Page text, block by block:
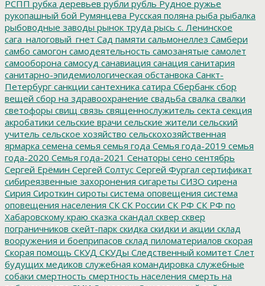
РСПП рубка деревьев рубли рубль Рудное ружье
рукопашный бой Румянцева Русская поляна рыба рыбалка
рыбоводные заводы рынок труда рысь с. Ленинское
сага_налоговый_гнет Сад памяти сальмонеллез Самбери
самбо самогон самодеятельность самозанятые самолет
самооборона самосуд санавиация санация санитария
санитарно-эпидемиологическая обстанвока Санкт-
Петербург санкции сантехника сатира Сбербанк сбор
вещей сбор на здравоохранение свадьба свалка свалки
светофоры свищ связь священнослужитель секта секция
акробатики сельские врачи сельские жители сельский
учитель сельское хозяйство сельскохозяйственная
ярмарка семена семья семья года Семья года-2019 семья
года-2020 Семья года-2021 Сенаторы сено сентябрь
Сергей Ерёмин Сергей Солтус Сергей Фургал сертификат
сибиреязвенные захоронения сигареты СИЗО сирена
Сирия Сироткин сироты система оповещения система
оповещения населения СК СК России СК РФ СК РФ по
Хабаровскому краю сказка скандал сквер сквер
пограничников скейт-парк скидка скидки и акции склад
вооружения и боеприпасов склад пиломатериалов скорая
Скорая помощь СКУД СКУДы Следственный комитет Слет
будущих медиков служебная командировка служебные
собаки смертность смертность населения смерть на